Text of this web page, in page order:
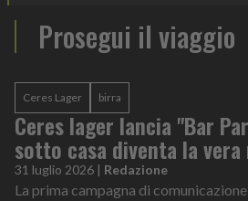
Prosegui il viaggio
Ceres Lager birra
Ceres lager lancia "Bar
sotto casa diventa la
31 luglio 2026 | Redazione
La prima campagna di